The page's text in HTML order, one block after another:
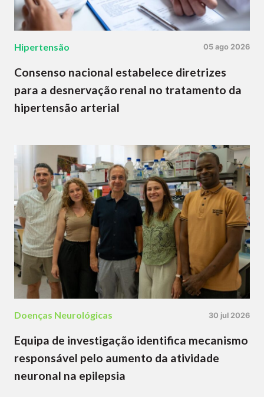
Hipertensão 05 ago 2026
Consenso nacional estabelece diretrizes
para a desnervação renal no tratamento da
hipertensão arterial
Doenças Neurológicas 30 jul 2026
Equipa de investigação identifica mecanismo
responsável pelo aumento da atividade
neuronal na epilepsia